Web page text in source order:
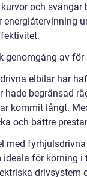
och svängar
energiåtervinning
genomgång av
elbilar har
hade begränsad
kommit långt.
och bättre
med
ideala för körning i
drivsystem